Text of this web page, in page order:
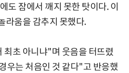
도 잠에서 깨지 못한 탓이다. 이
라움을 감추지 못했다.
초 아니냐"며 웃음을 터뜨렸
우는 처음인 것 같다"고 반응했